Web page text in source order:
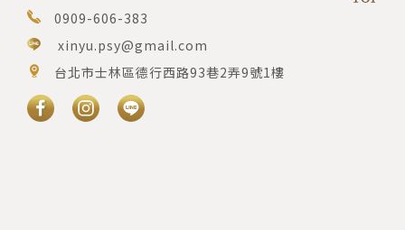
0909-606-383
xinyu.psy@gmail.com
台北市士林區德行西路93巷2弄9號1樓